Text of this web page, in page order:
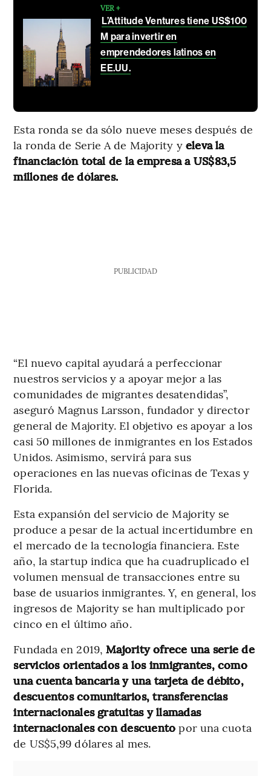
VER +
L’Attitude Ventures tiene US$100
M para invertir en
emprendedores latinos en
EE.UU.
Esta ronda se da sólo nueve meses después de
la ronda de Serie A de Majority y eleva la
financiación total de la empresa a US$83,5
millones de dólares.
PUBLICIDAD
“El nuevo capital ayudará a perfeccionar
nuestros servicios y a apoyar mejor a las
comunidades de migrantes desatendidas”,
aseguró Magnus Larsson, fundador y director
general de Majority. El objetivo es apoyar a los
casi 50 millones de inmigrantes en los Estados
Unidos. Asimismo, servirá para sus
operaciones en las nuevas oficinas de Texas y
Florida.
Esta expansión del servicio de Majority se
produce a pesar de la actual incertidumbre en
el mercado de la tecnología financiera. Este
año, la startup indica que ha cuadruplicado el
volumen mensual de transacciones entre su
base de usuarios inmigrantes. Y, en general, los
ingresos de Majority se han multiplicado por
cinco en el último año.
Fundada en 2019,Majority ofrece una serie de
servicios orientados a los inmigrantes, como
una cuenta bancaria y una tarjeta de débito,
descuentos comunitarios, transferencias
internacionales gratuitas y llamadas
internacionales con descuento por una cuota
de US$5,99 dólares al mes.